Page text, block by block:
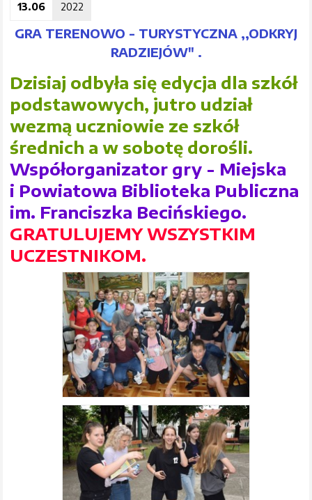
13.06 2022
GRA TERENOWO - TURYSTYCZNA ,,ODKRYJ
RADZIEJÓW" .
Dzisiaj odbyła się edycja dla szkół
podstawowych, jutro udział
wezmą uczniowie ze szkół
średnich a w sobotę dorośli.
Współorganizator gry - Miejska
i Powiatowa Biblioteka Publiczna
im. Franciszka Becińskiego.
GRATULUJEMY WSZYSTKIM
UCZESTNIKOM.